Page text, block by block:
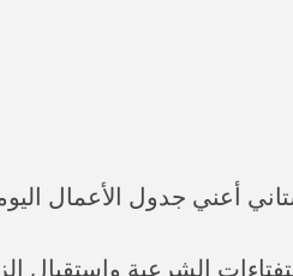
الشرعية واستقبال